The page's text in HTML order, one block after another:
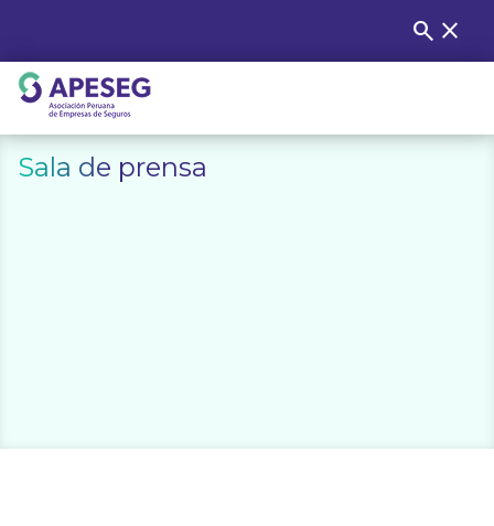
content
Buscar:
search close
APESEG
Sala de prensa